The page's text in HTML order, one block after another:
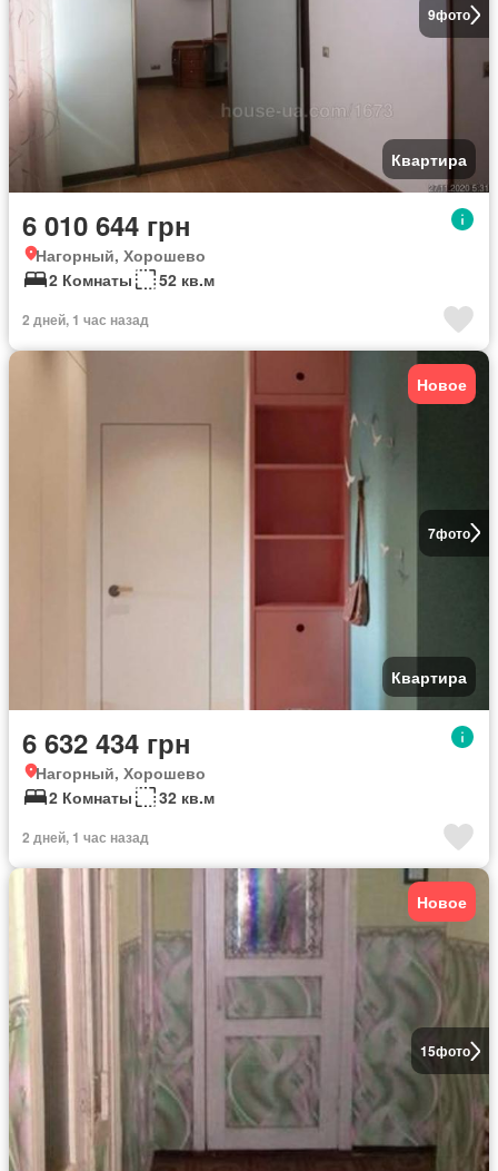
9фото
Квартира
6 010 644 грн
Нагорный, Хорошево
2 Комнаты
52 кв.м
2 дней, 1 час назад
7фото
Новое
Квартира
6 632 434 грн
Нагорный, Хорошево
2 Комнаты
32 кв.м
2 дней, 1 час назад
15фото
Новое